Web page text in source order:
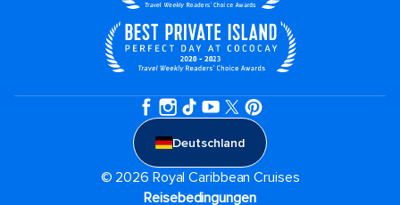
Deutschland
© 2026 Royal Caribbean Cruises
Reisebedingungen